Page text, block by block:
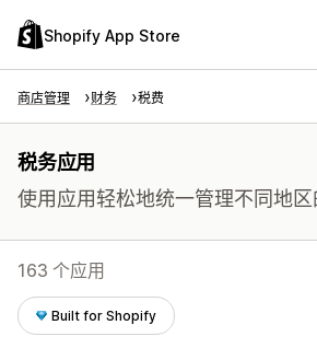
Shopify App Store
商店管理 财务 税费
税务应用
使用应用轻松地统一管理不同地区
163 个应用
Built for Shopify